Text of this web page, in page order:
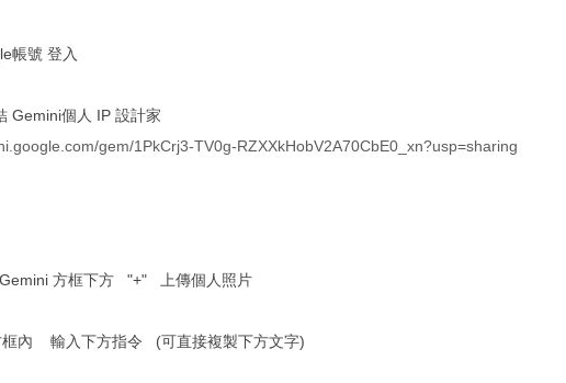
帳號 登入
Gemini個人 IP 設計家
gem/1PkCrj3-TV0g-RZXXkHobV2A70CbE0_xn?usp=sharing
方框下方 "+" 上傳個人照片
框內 輸入下方指令 (可直接複製下方文字)